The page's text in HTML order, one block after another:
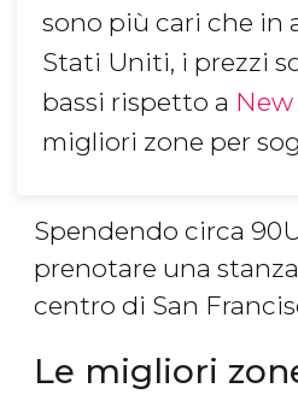
sono più cari che in
Stati Uniti, i prezzi
bassi rispetto a New
migliori zone per
Spendendo circa 90
prenotare una
centro di San
Le migliori